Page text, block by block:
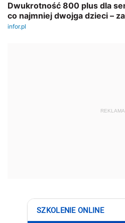
REKLAMA
SZKOLENIE ONLINE